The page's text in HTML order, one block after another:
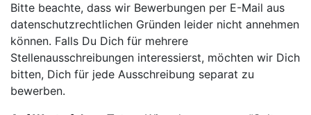
Bitte beachte, dass wir Bewerbungen per E-Mail aus
datenschutzrechtlichen Gründen leider nicht annehmen
können. Falls Du Dich für mehrere
Stellenausschreibungen interessierst, möchten wir Dich
bitten, Dich für jede Ausschreibung separat zu
bewerben.